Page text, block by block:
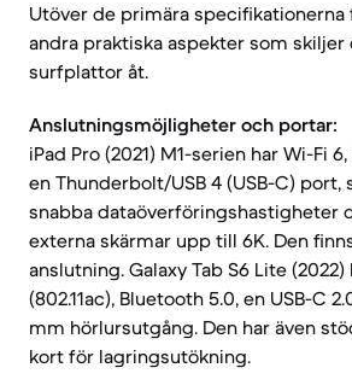
Utöver de primära specifikationerna
andra praktiska aspekter som skiljer
surfplattor åt.
Anslutningsmöjligheter och portar:
iPad Pro (2021) M1-serien har Wi-Fi
en Thunderbolt/USB 4 (USB-C)
snabba dataöverföringshastigheter
externa skärmar upp till 6K. Den
anslutning. Galaxy Tab S6 Lite (2022)
(802.11ac), Bluetooth 5.0, en USB-C
mm hörlursutgång. Den har även
kort för lagringsutökning.